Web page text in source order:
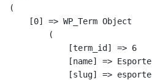
(
    [0] => WP_Term Object
        (
            [term_id] => 6
            [name] => Esporte
            [slug] => esporte